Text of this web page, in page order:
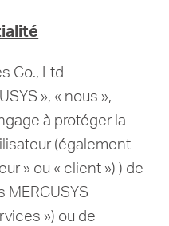
Co., Ltd
», « nous »,
à protéger la
(également
» ou « client ») ) de
») ou de